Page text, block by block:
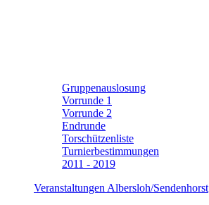
Gruppenauslosung
Vorrunde 1
Vorrunde 2
Endrunde
Torschützenliste
Turnierbestimmungen
2011 - 2019
Veranstaltungen Albersloh/Sendenhorst